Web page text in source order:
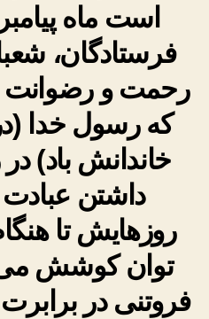
است ماه
فرستادگان،
رحمت و رضوانت
که رسول خدا
خاندانش باد) در
داشتن
روزهایش تا
توان کوشش
فروتنی در